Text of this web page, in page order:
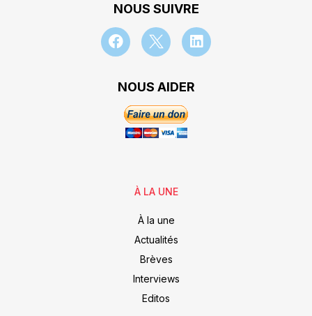
NOUS SUIVRE
NOUS AIDER
À LA UNE
À la une
Actualités
Brèves
Interviews
Editos